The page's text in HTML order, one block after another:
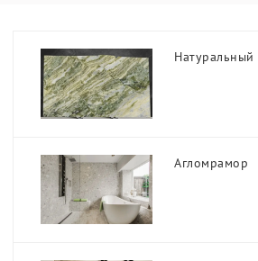
Натуральный
Агломрамор